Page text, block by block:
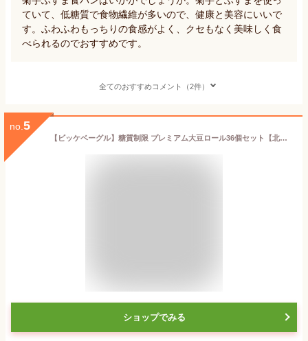
ていて、低糖質で食物繊維が多いので、健康と美容にいいで
す。ふわふわもっちりの食感がよく、クセもなく美味しく食
べられるのでおすすめです。
全てのおすすめコメント（2件）
no. 5
【ビッケベーグル】糖質制限 プレミアム大豆ロール36個セット【北海道沖縄は送料有料】
ショップでみる